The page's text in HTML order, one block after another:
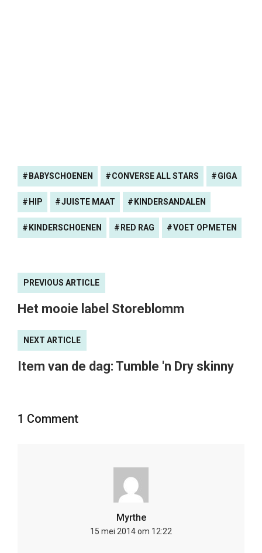
BABYSCHOENEN CONVERSE ALL STARS GIGA
HIP JUISTE MAAT KINDERSANDALEN
KINDERSCHOENEN RED RAG VOET OPMETEN
PREVIOUS ARTICLE
Het mooie label Storeblomm
NEXT ARTICLE
Item van de dag: Tumble 'n Dry skinny
1 Comment
Myrthe
15 mei 2014 om 12:22